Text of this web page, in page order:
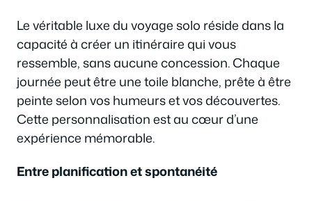
Le véritable luxe du voyage solo réside dans la
capacité à créer un itinéraire qui vous
ressemble, sans aucune concession. Chaque
journée peut être une toile blanche, prête à être
peinte selon vos humeurs et vos découvertes.
Cette personnalisation est au cœur d’une
expérience mémorable.
Entre planification et spontanéité